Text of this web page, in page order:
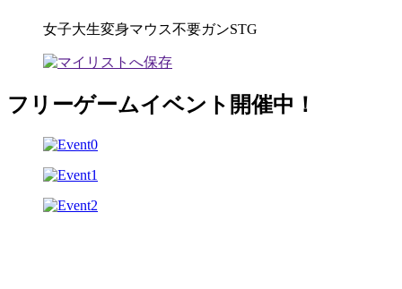
女子大生変身マウス不要ガンSTG
フリーゲームイベント開催中！